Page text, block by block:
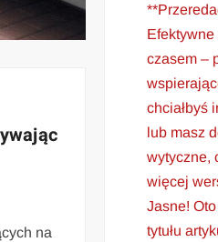
na
czasem –
chciałbyś
lub masz
wytyczne,
więcej
Jasne!
tytułu